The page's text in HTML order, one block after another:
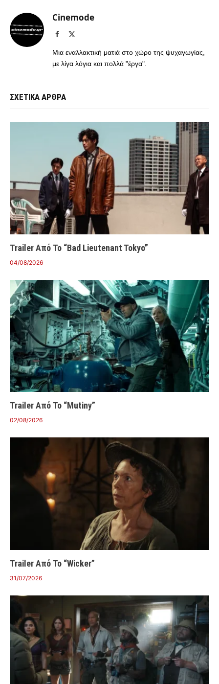
Cinemode
Facebook
Μια εναλλακτική ματιά στο χώρο της ψυχαγωγίας,
με λίγα λόγια και πολλά "έργα".
ΣΧΕΤΙΚΑ ΑΡΘΡΑ
Trailer Από Το “Bad Lieutenant Tokyo”
04/08/2026
Trailer Από Το “Mutiny”
02/08/2026
Trailer Από Το “Wicker”
31/07/2026